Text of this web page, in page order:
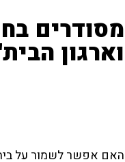
מסודרים
וארגון
האם אפשר לשמור על